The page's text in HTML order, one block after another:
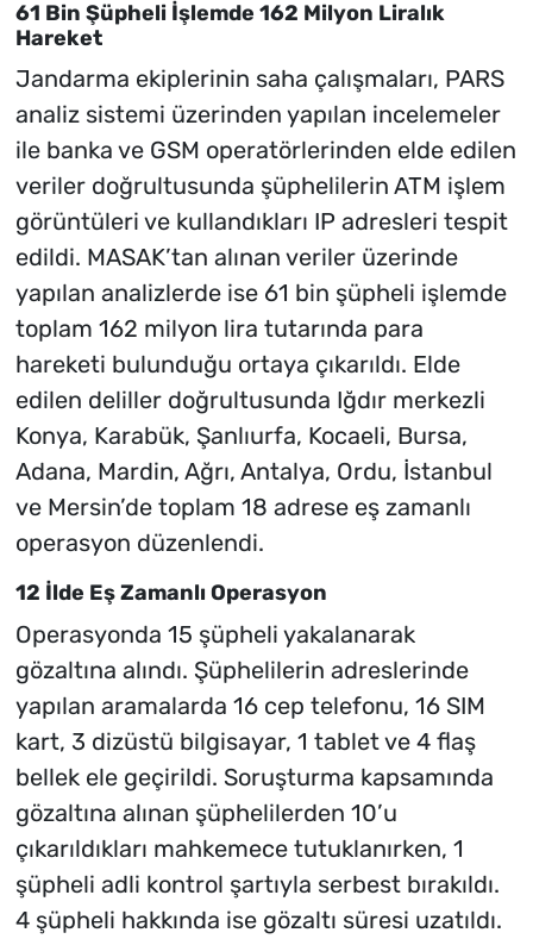
61 Bin Şüpheli İşlemde 162 Milyon Liralık
Hareket
Jandarma ekiplerinin saha çalışmaları, PARS
analiz sistemi üzerinden yapılan incelemeler
ile banka ve GSM operatörlerinden elde edilen
veriler doğrultusunda şüphelilerin ATM işlem
görüntüleri ve kullandıkları IP adresleri tespit
edildi. MASAK’tan alınan veriler üzerinde
yapılan analizlerde ise 61 bin şüpheli işlemde
toplam 162 milyon lira tutarında para
hareketi bulunduğu ortaya çıkarıldı. Elde
edilen deliller doğrultusunda Iğdır merkezli
Konya, Karabük, Şanlıurfa, Kocaeli, Bursa,
Adana, Mardin, Ağrı, Antalya, Ordu, İstanbul
ve Mersin’de toplam 18 adrese eş zamanlı
operasyon düzenlendi.
12 İlde Eş Zamanlı Operasyon
Operasyonda 15 şüpheli yakalanarak
gözaltına alındı. Şüphelilerin adreslerinde
yapılan aramalarda 16 cep telefonu, 16 SIM
kart, 3 dizüstü bilgisayar, 1 tablet ve 4 flaş
bellek ele geçirildi. Soruşturma kapsamında
gözaltına alınan şüphelilerden 10’u
çıkarıldıkları mahkemece tutuklanırken, 1
şüpheli adli kontrol şartıyla serbest bırakıldı.
4 şüpheli hakkında ise gözaltı süresi uzatıldı.